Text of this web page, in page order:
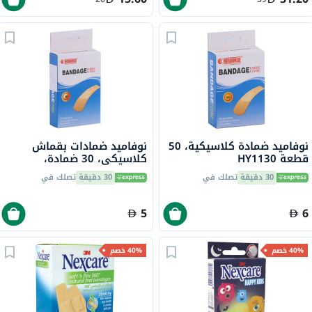
نوفاميد ضمادة كلاسيكية، 50
قطعة HY1130
30 دقيقة تصلك في
6
نوفاميد ضمادات بقماش
كلاسيكي، 30 ضمادة،
HY1123A
30 دقيقة تصلك في
5
40% خصم 40% خصم